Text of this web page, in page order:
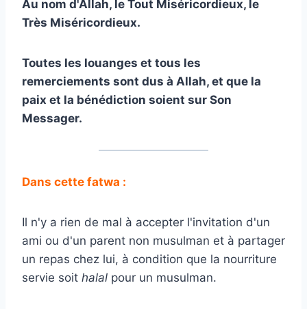
Au nom d'Allah, le Tout Miséricordieux, le
Très Miséricordieux.
Toutes les louanges et tous les
remerciements sont dus à Allah, et que la
paix et la bénédiction soient sur Son
Messager.
Dans cette fatwa :
Il n'y a rien de mal à accepter l'invitation d'un
ami ou d'un parent non musulman et à partager
un repas chez lui, à condition que la nourriture
servie soit halal pour un musulman.